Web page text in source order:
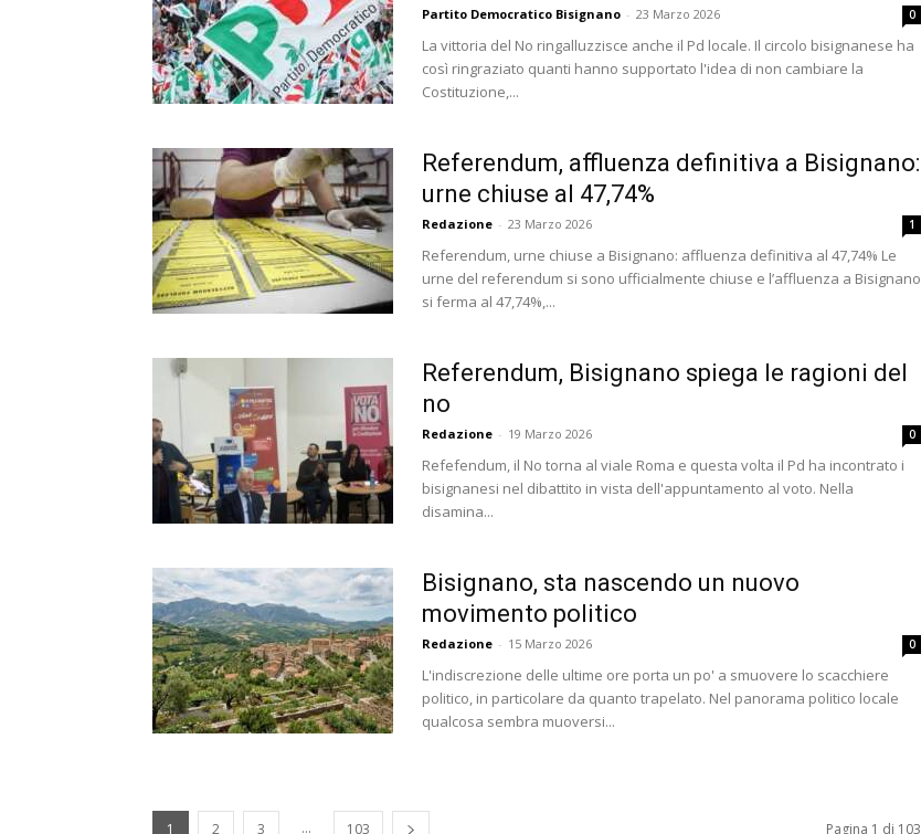
Partito Democratico Bisignano - 23 Marzo 2026 0
La vittoria del No ringalluzzisce anche il Pd locale. Il circolo bisignanese ha
così ringraziato quanti hanno supportato l'idea di non cambiare la
Costituzione,...
Referendum, affluenza definitiva a Bisignano:
urne chiuse al 47,74%
Redazione - 23 Marzo 2026 1
Referendum, urne chiuse a Bisignano: affluenza definitiva al 47,74% Le
urne del referendum si sono ufficialmente chiuse e l’affluenza a Bisignano
si ferma al 47,74%,...
Referendum, Bisignano spiega le ragioni del
no
Redazione - 19 Marzo 2026 0
Refefendum, il No torna al viale Roma e questa volta il Pd ha incontrato i
bisignanesi nel dibattito in vista dell'appuntamento al voto. Nella
disamina...
Bisignano, sta nascendo un nuovo
movimento politico
Redazione - 15 Marzo 2026 0
L'indiscrezione delle ultime ore porta un po' a smuovere lo scacchiere
politico, in particolare da quanto trapelato. Nel panorama politico locale
qualcosa sembra muoversi...
1 2 3 ... 103 Pagina 1 di 103